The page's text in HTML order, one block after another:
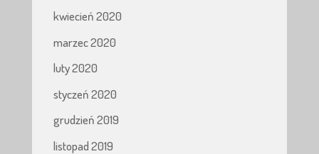
kwiecień 2020
marzec 2020
luty 2020
styczeń 2020
grudzień 2019
listopad 2019